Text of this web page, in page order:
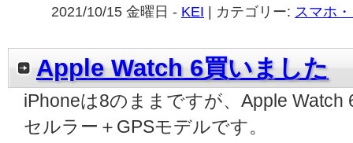
2021/10/15 金曜日 - KEI | カテゴリー: スマホ
Apple Watch 6買いました
iPhoneは8のままですが、Apple Watch
セルラー＋GPSモデルです。